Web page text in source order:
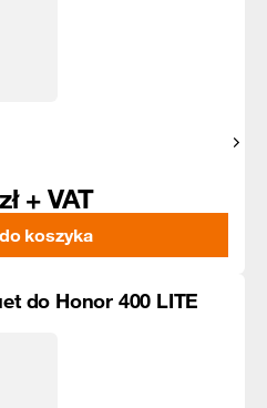
zł + VAT
koszyka
do Honor 400 LITE